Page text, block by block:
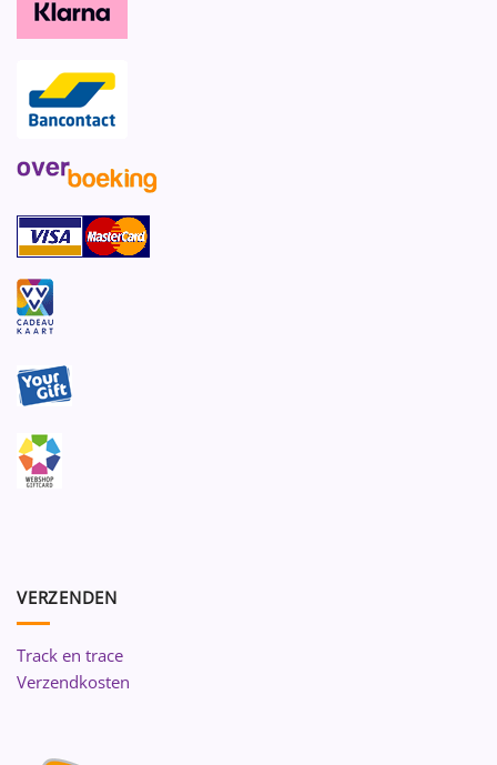
VERZENDEN
Track en trace
Verzendkosten